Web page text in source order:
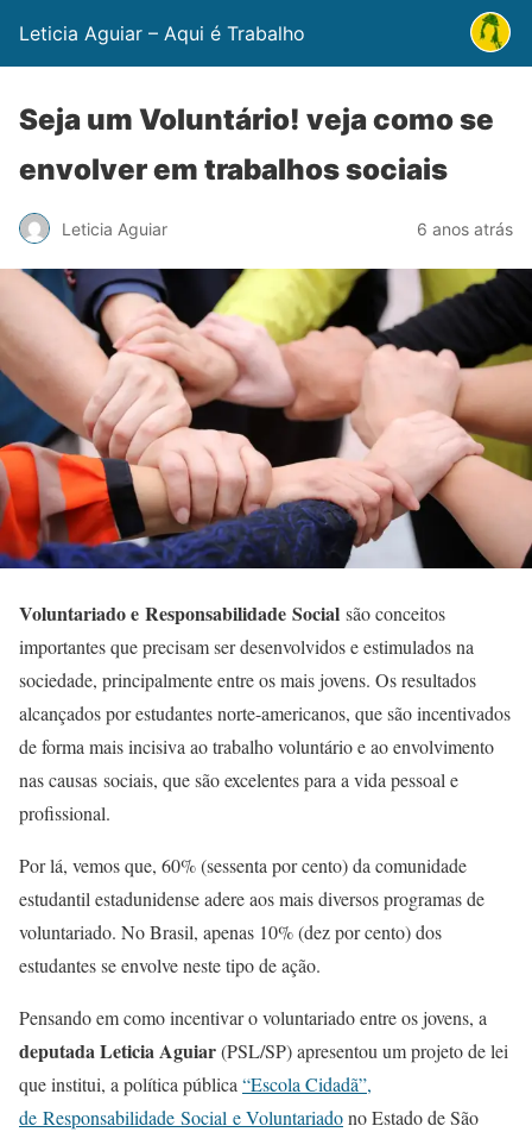
Leticia Aguiar – Aqui é Trabalho
Seja um Voluntário! veja como se
envolver em trabalhos sociais
Leticia Aguiar 6 anos atrás
Voluntariado e Responsabilidade Social são conceitos
importantes que precisam ser desenvolvidos e estimulados na
sociedade, principalmente entre os mais jovens. Os resultados
alcançados por estudantes norte-americanos, que são incentivados
de forma mais incisiva ao trabalho voluntário e ao envolvimento
nas causas sociais, que são excelentes para a vida pessoal e
profissional.
Por lá, vemos que, 60% (sessenta por cento) da comunidade
estudantil estadunidense adere aos mais diversos programas de
voluntariado. No Brasil, apenas 10% (dez por cento) dos
estudantes se envolve neste tipo de ação.
Pensando em como incentivar o voluntariado entre os jovens, a
deputada Leticia Aguiar(PSL/SP) apresentou um projeto de lei
que institui, a política pública“Escola Cidadã”,
de Responsabilidade Social e Voluntariadono Estado de São